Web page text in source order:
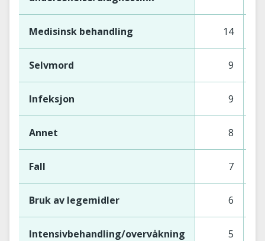
Medisinsk behandling 14
Selvmord 9
Infeksjon 9
Annet 8
Fall 7
Bruk av legemidler 6
Intensivbehandling/overvåkning 5